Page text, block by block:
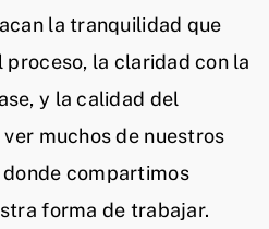
la tranquilidad que
la claridad con la
y la calidad del
muchos de nuestros
compartimos
forma de trabajar.